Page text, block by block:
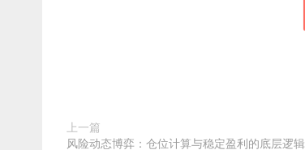
上一篇
风险动态博弈：仓位计算与稳定盈利的底层逻辑